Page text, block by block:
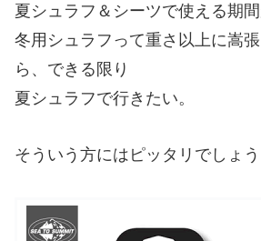
夏シュラフ＆シーツで使える期間
冬用シュラフって重さ以上に嵩
ら、できる限り
夏シュラフで行きたい。
そういう方にはピッタリでしょう